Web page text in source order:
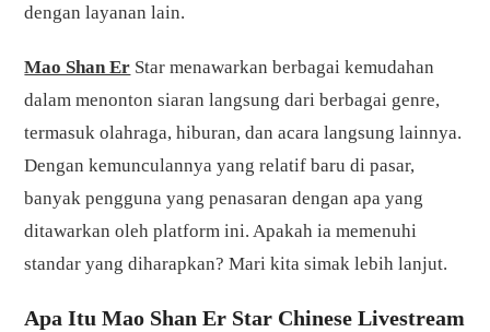
dengan layanan lain.
Mao Shan Er Star menawarkan berbagai kemudahan
dalam menonton siaran langsung dari berbagai genre,
termasuk olahraga, hiburan, dan acara langsung lainnya.
Dengan kemunculannya yang relatif baru di pasar,
banyak pengguna yang penasaran dengan apa yang
ditawarkan oleh platform ini. Apakah ia memenuhi
standar yang diharapkan? Mari kita simak lebih lanjut.
Apa Itu Mao Shan Er Star Chinese Livestream